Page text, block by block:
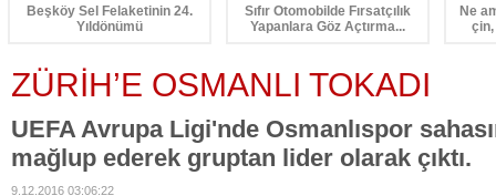
Beşköy Sel Felaketinin 24.
Yıldönümü
Sıfır Otomobilde Fırsatçılık
Yapanlara Göz Açtırma...
Ne
ZÜRİH’E OSMANLI TOKADI
UEFA Avrupa Ligi'nde Osmanlıspor
mağlup ederek gruptan lider olarak çıktı.
9.12.2016 03:06:22